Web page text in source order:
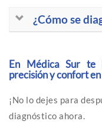
¿Cómo se
En Médica Sur te
precisión y confort
¡No lo dejes para
diagnóstico ahora.